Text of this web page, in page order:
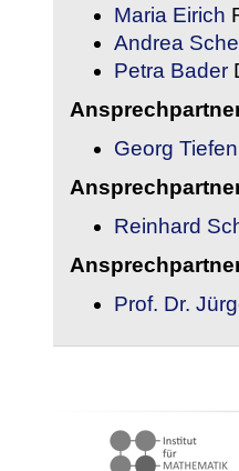
Maria Eirich
Andrea
Petra Bader
Georg
Reinhard
Prof. Dr.